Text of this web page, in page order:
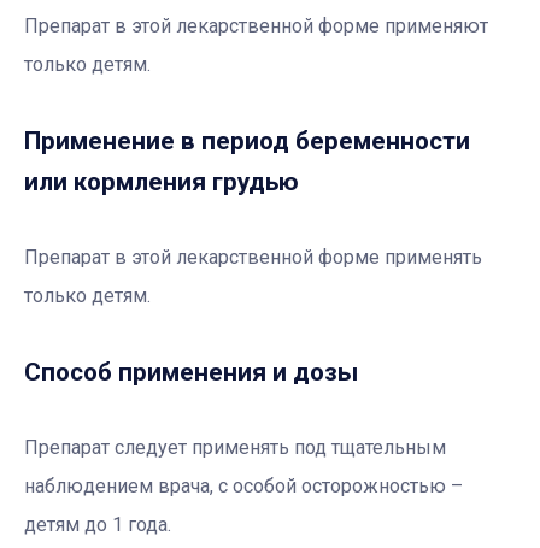
Препарат в этой лекарственной форме применяют
только детям.
Применение в период беременности
или кормления грудью
Препарат в этой лекарственной форме применять
только детям.
Способ применения и дозы
Препарат следует применять под тщательным
наблюдением врача, с особой осторожностью –
детям до 1 года.